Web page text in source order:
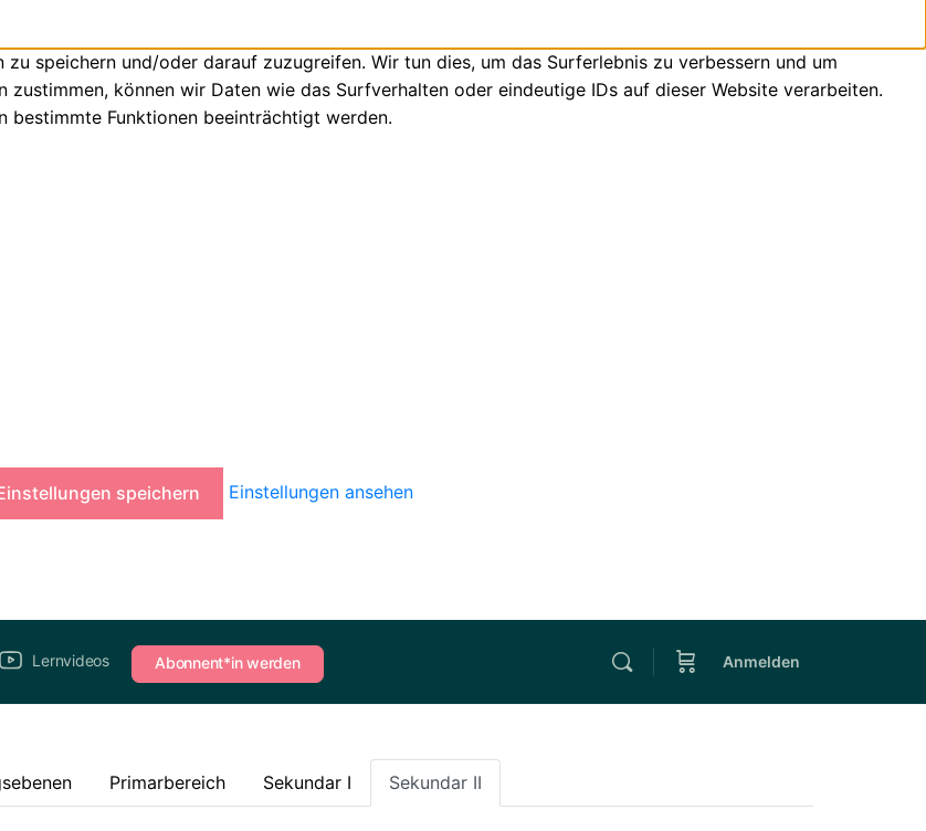
speichern und/oder darauf zuzugreifen. Wir tun dies, um das Surferlebnis zu verbessern und um
zustimmen, können wir Daten wie das Surfverhalten oder eindeutige IDs auf dieser Website verarbeiten.
bestimmte Funktionen beeinträchtigt werden.
speichern
Einstellungen ansehen
Lernvideos Abonnent*in werden Anmelden
Primarbereich Sekundar I Sekundar II